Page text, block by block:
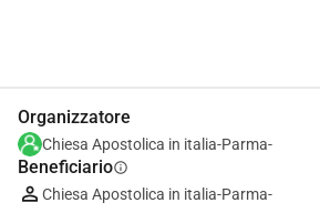
Organizzatore
Chiesa Apostolica in italia-Parma-
Beneficiarioinfo
Chiesa Apostolica in italia-Parma-